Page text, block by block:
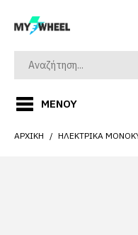
ΜΕΝΟΎ
ΑΡΧΙΚΉ ΗΛΕΚΤΡΙΚΆ